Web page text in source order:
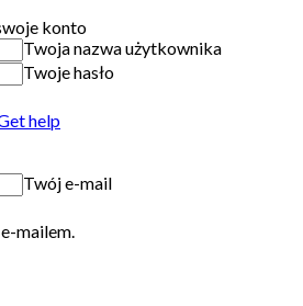
konto
Twoja nazwa użytkownika
Twoje hasło
help
Twój e-mail
mailem.